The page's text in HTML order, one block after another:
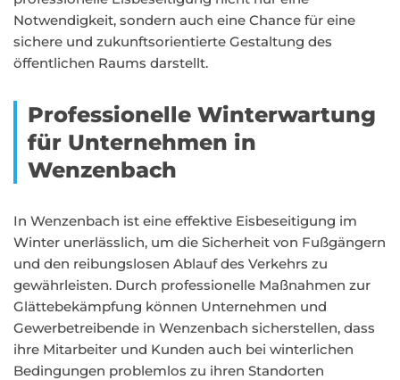
Notwendigkeit, sondern auch eine Chance für eine
sichere und zukunftsorientierte Gestaltung des
öffentlichen Raums darstellt.
Professionelle Winterwartung
für Unternehmen in
Wenzenbach
In Wenzenbach ist eine effektive Eisbeseitigung im
Winter unerlässlich, um die Sicherheit von Fußgängern
und den reibungslosen Ablauf des Verkehrs zu
gewährleisten. Durch professionelle Maßnahmen zur
Glättebekämpfung können Unternehmen und
Gewerbetreibende in Wenzenbach sicherstellen, dass
ihre Mitarbeiter und Kunden auch bei winterlichen
Bedingungen problemlos zu ihren Standorten